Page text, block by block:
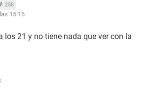
258
15:16
los 21 y no tiene nada que ver con la